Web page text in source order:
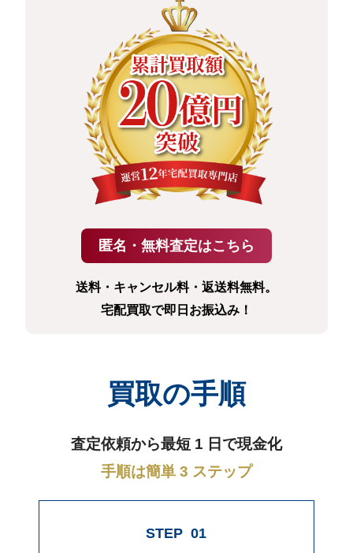
送料・キャンセル料・返送料無料。
宅配買取で即日お振込み！
買取の手順
査定依頼から最短 1 日で現金化
手順は簡単 3 ステップ
STEP 01